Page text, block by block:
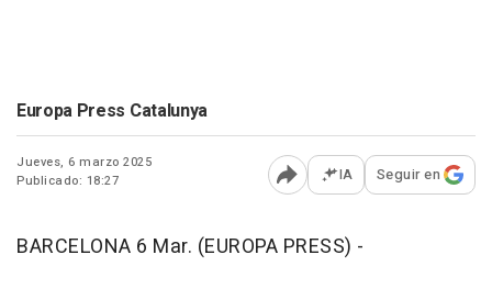
Europa Press Catalunya
Jueves, 6 marzo 2025
Publicado: 18:27
Abrir opciones para
IA Seguir en
BARCELONA 6 Mar. (EUROPA PRESS) -